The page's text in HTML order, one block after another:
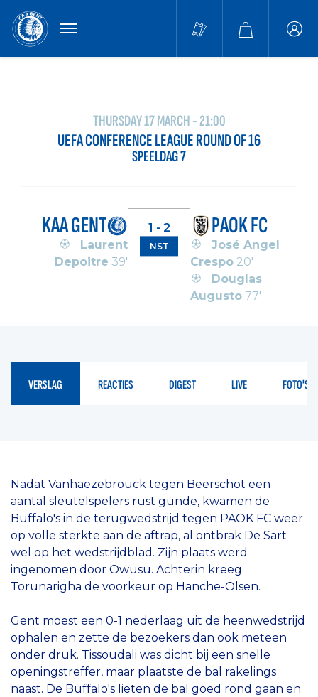
MENU
THURSDAY 17 MARCH - 21:00
UEFA CONFERENCE LEAGUE ROUND OF 16
SPEELDAG 7
KAA GENT
Laurent
Depoitre 39'
1 - 2
NST
PAOK FC
José Angel
Crespo 20'
Douglas
Augusto 77'
VERSLAG REACTIES DIGEST LIVE FOTO'S
Nadat Vanhaezebrouck tegen Beerschot een
aantal sleutelspelers rust gunde, kwamen de
Buffalo's in de terugwedstrijd tegen PAOK FC weer
op volle sterkte aan de aftrap, al ontbrak De Sart
wel op het wedstrijdblad. Zijn plaats werd
ingenomen door Owusu. Achterin kreeg
Torunarigha de voorkeur op Hanche-Olsen.
Gent moest een 0-1 nederlaag uit de heenwedstrijd
ophalen en zette de bezoekers dan ook meteen
onder druk. Tissoudali was dicht bij een snelle
openingstreffer, maar plaatste de bal rakelings
naast. De Buffalo's lieten de bal goed rond gaan en